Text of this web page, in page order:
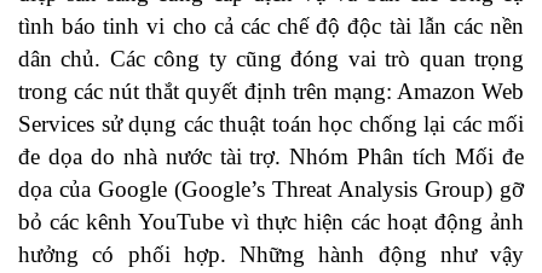
tình báo tinh vi cho cả các chế độ độc tài lẫn các nền
dân chủ. Các công ty cũng đóng vai trò quan trọng
trong các nút thắt quyết định trên mạng: Amazon Web
Services sử dụng các thuật toán học chống lại các mối
đe dọa do nhà nước tài trợ. Nhóm Phân tích Mối đe
dọa của Google (Google’s Threat Analysis Group) gỡ
bỏ các kênh YouTube vì thực hiện các hoạt động ảnh
hưởng có phối hợp. Những hành động như vậy